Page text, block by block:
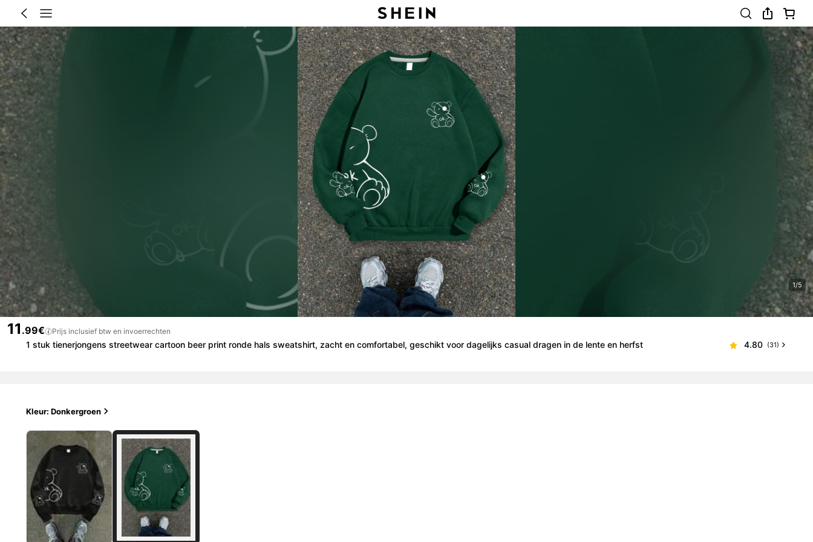
1/5
11 .99€ Prijs inclusief btw en invoerrechten
1 stuk tienerjongens streetwear cartoon beer print ronde hals sweatshirt, zacht en comfortabel, geschikt voor dagelijks casual dragen in de lente en herfst 4.80 (31)
Kleur: Donkergroen